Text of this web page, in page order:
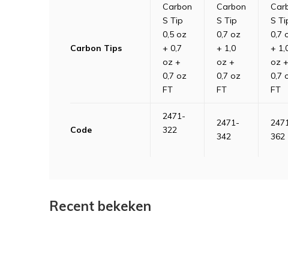
Carbon Tips
Carbon
S Tip
0,5 oz
+ 0,7
oz +
0,7 oz
FT
Carbon
S Tip
0,7 oz
+ 1,0
oz +
0,7 oz
FT
S
0,7
+
oz +
0,7
FT
Code
2471-
322
2471-
342
362
Recent bekeken